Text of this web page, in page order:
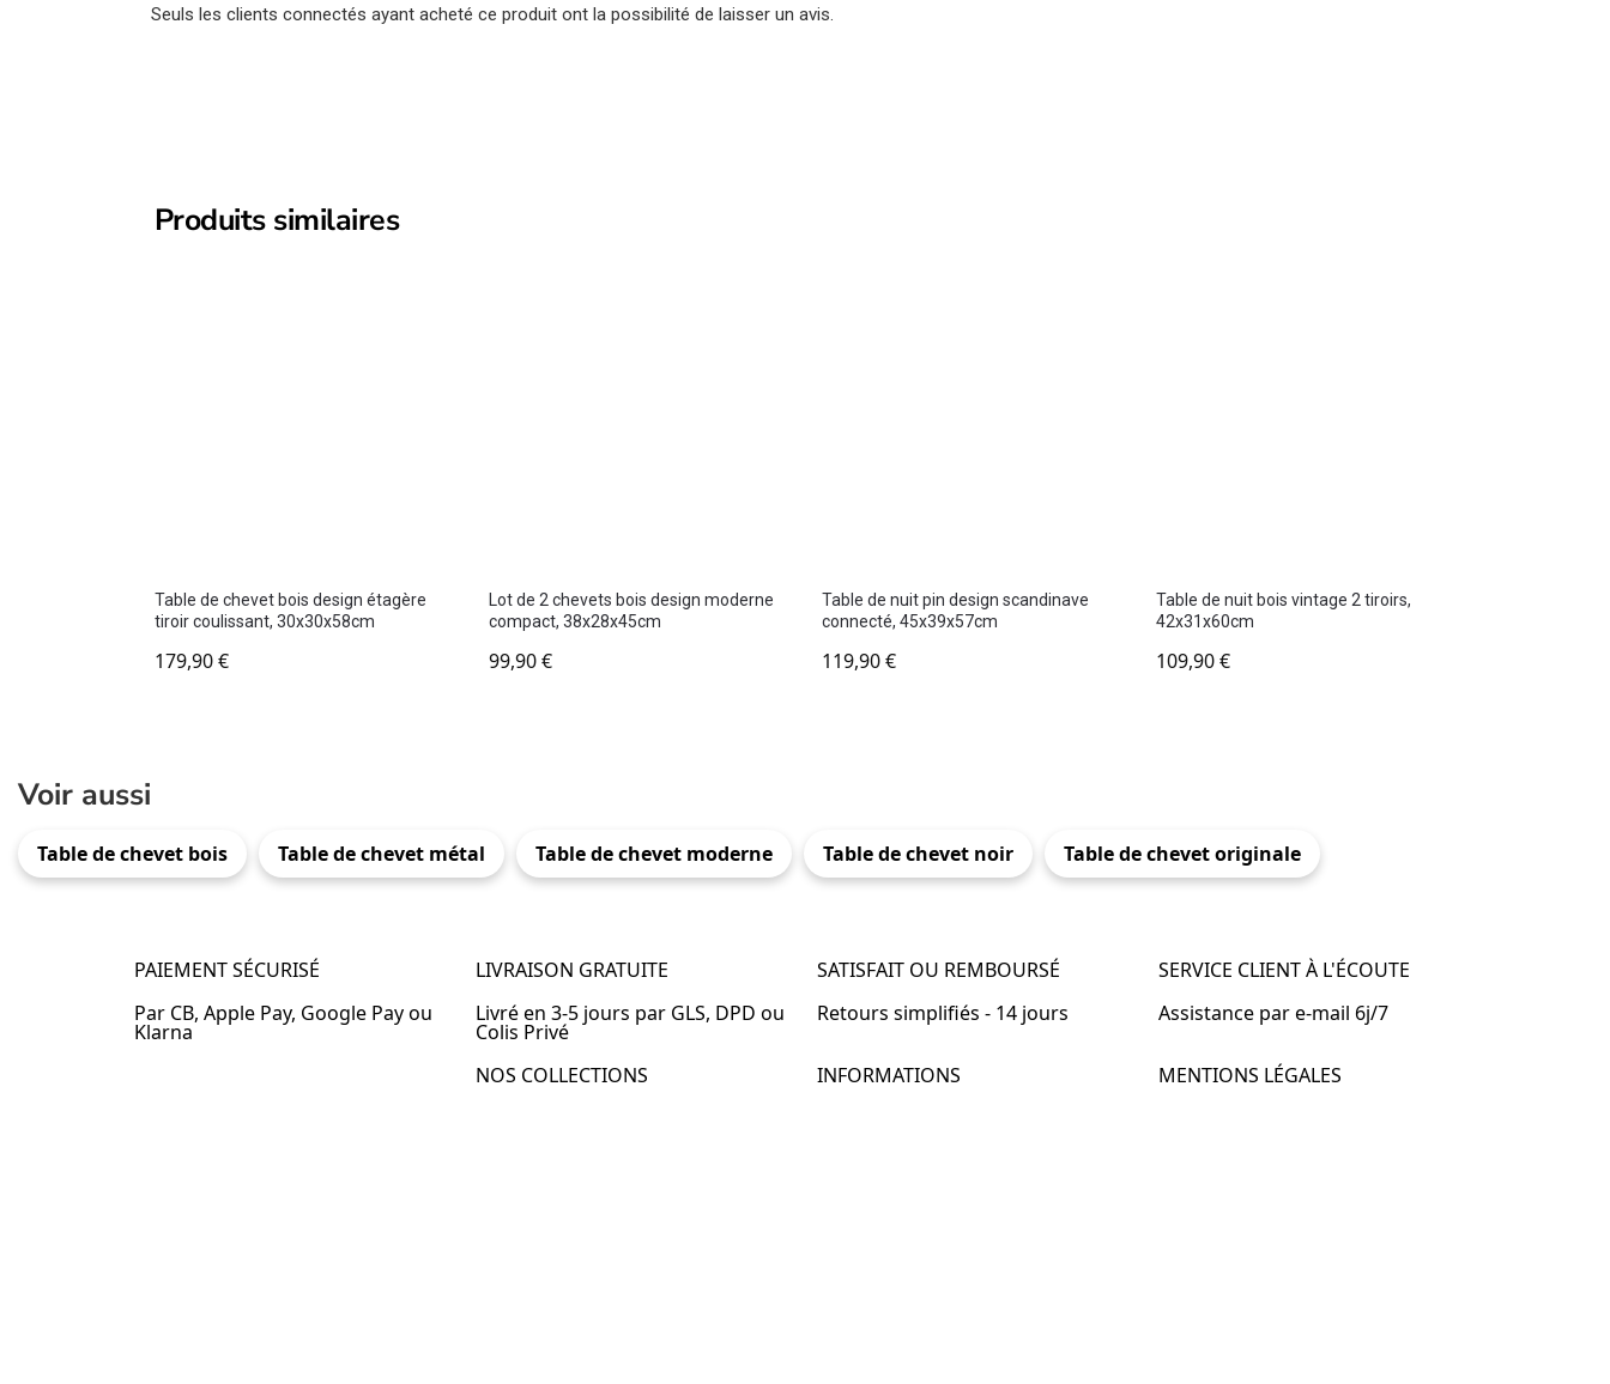
Seuls les clients connectés ayant acheté ce produit ont la possibilité de laisser un avis.
Produits similaires
Table de chevet bois design étagère
tiroir coulissant, 30x30x58cm
179,90€
Lot de 2 chevets bois design moderne
compact, 38x28x45cm
99,90€
Table de nuit pin design scandinave
connecté, 45x39x57cm
119,90€
Table de nuit bois vintage 2 tiroirs,
42x31x60cm
109,90€
Voir aussi
Table de chevet bois Table de chevet métal Table de chevet moderne Table de chevet noir Table de chevet originale
PAIEMENT SÉCURISÉ
Par CB, Apple Pay, Google Pay ou
Klarna
LIVRAISON GRATUITE
Livré en 3-5 jours par GLS, DPD ou
Colis Privé
SATISFAIT OU REMBOURSÉ
Retours simplifiés - 14 jours
SERVICE CLIENT À L'ÉCOUTE
Assistance par e-mail 6j/7
NOS COLLECTIONS
INFORMATIONS
MENTIONS LÉGALES